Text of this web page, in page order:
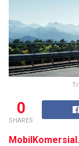
0
SHARES